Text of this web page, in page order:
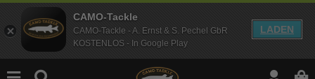
CAMO-Tackle
CAMO-Tackle - A. Ernst & S. Pechel GbR
KOSTENLOS - In Google Play
LADEN